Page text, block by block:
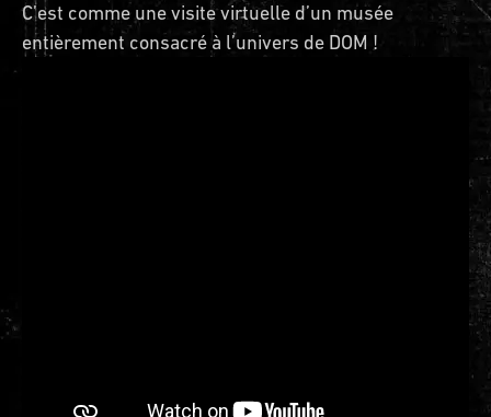
C’est comme une visite virtuelle d’un musée
entièrement consacré à l’univers de DOM !